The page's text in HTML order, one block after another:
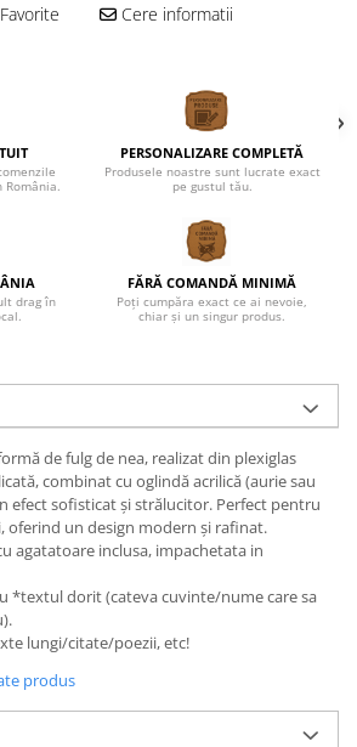
Cere informatii
PERSONALIZARE COMPLETĂ
Produsele noastre sunt lucrate exact
pe gustul tău.
drag în
FĂRĂ COMANDĂ MINIMĂ
Poți cumpăra exact ce ai nevoie,
chiar și un singur produs.
de fulg de nea, realizat din plexiglas
combinat cu oglindă acrilică (aurie sau
efect sofisticat și strălucitor. Perfect pentru
oferind un design modern și rafinat.
agatatoare inclusa, impachetata in
*textul dorit (cateva cuvinte/nume care sa
lungi/citate/poezii, etc!
produs